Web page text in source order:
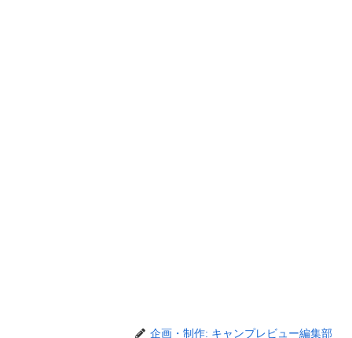
企画・制作: キャンプレビュー編集部